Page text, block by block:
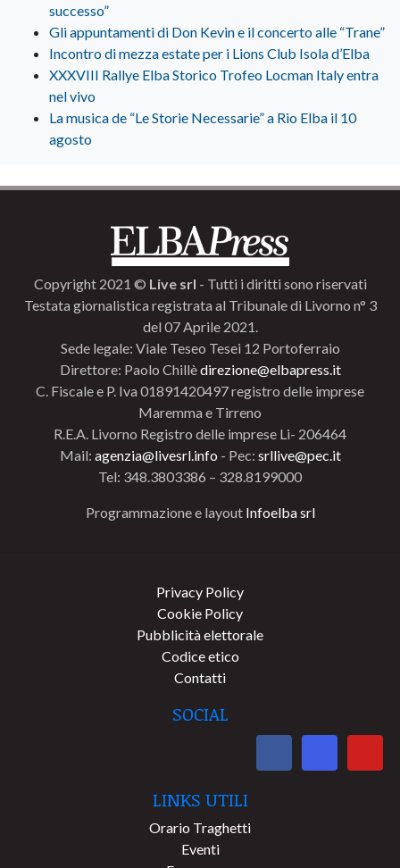
successo”
Gli appuntamenti di Don Kevin e il concerto alle “Trane”
Incontro di mezza estate per i Lions Club Isola d’Elba
XXXVIII Rallye Elba Storico Trofeo Locman Italy entra
nel vivo
La musica de “Le Storie Necessarie” a Rio Elba il 10
agosto
Copyright 2021 © Live srl - Tutti i diritti sono riservati
Testata giornalistica registrata al Tribunale di Livorno n° 3
del 07 Aprile 2021.
Sede legale: Viale Teseo Tesei 12 Portoferraio
Direttore: Paolo Chillèdirezione@elbapress.it
C. Fiscale e P. Iva 01891420497 registro delle imprese
Maremma e Tirreno
R.E.A. Livorno Registro delle imprese Li- 206464
Mail: agenzia@livesrl.info - Pec: srllive@pec.it
Tel: 348.3803386 – 328.8199000
Programmazione e layout Infoelba srl
Privacy Policy
Cookie Policy
Pubblicità elettorale
Codice etico
Contatti
SOCIAL
LINKS UTILI
Orario Traghetti
Eventi